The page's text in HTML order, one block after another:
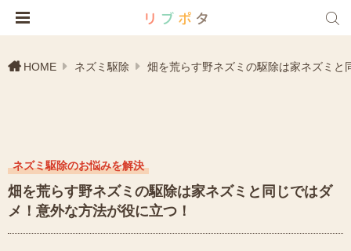
HOME ネズミ駆除 畑を荒らす野ネズミの駆除は家ネズミ
ネズミ駆除のお悩みを解決
畑を荒らす野ネズミの駆除は家ネズミと同じではダ
メ！意外な方法が役に立つ！